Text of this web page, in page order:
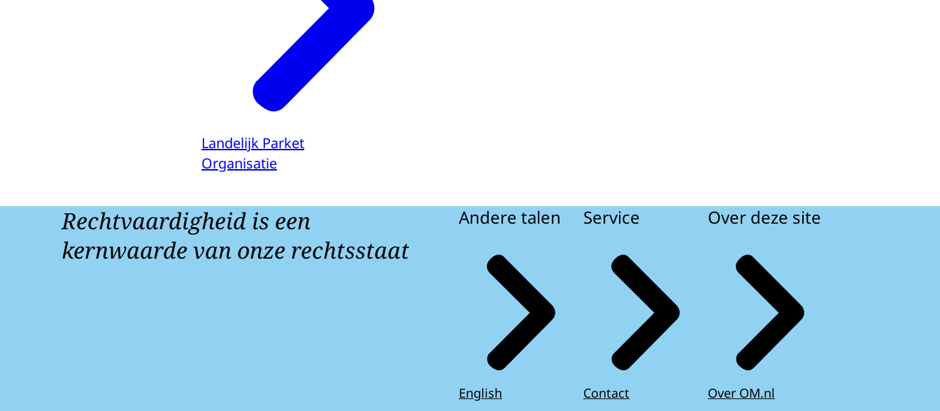
Landelijk Parket
Organisatie
Rechtvaardigheid is een
kernwaarde van onze rechtsstaat
Andere talen
English
Service
Contact
Over deze site
Over OM.nl